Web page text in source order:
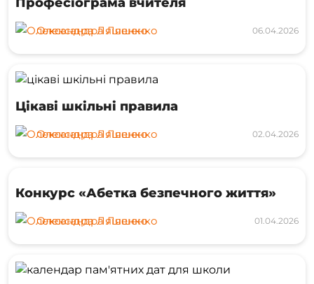
Олександра Ляшенко 06.04.2026
Цікаві шкільні правила
Олександра Ляшенко 02.04.2026
Конкурс «Абетка безпечного життя»
Олександра Ляшенко 01.04.2026